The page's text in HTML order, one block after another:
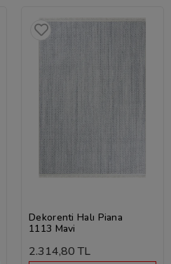
Dekorenti Halı Piana
1113 Mavi
2.314,80 TL